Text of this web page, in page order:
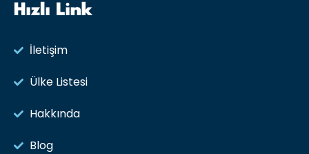
Hızlı Link
İletişim
Ülke Listesi
Hakkında
Blog